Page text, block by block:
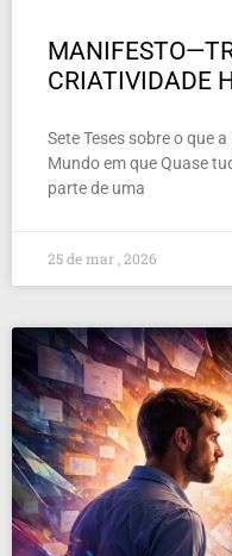
CRIATIVIDADE
Sete Teses sobre o que
Mundo em que Quase
parte de uma
25 de mar , 2026